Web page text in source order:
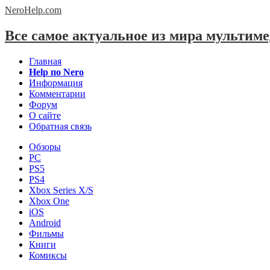
NeroHelp.com
Все самое актуальное из мира
Главная
Help по Nero
Информация
Комментарии
Форум
О сайте
Обратная связь
Обзоры
PC
PS5
PS4
Xbox Series X/S
Xbox One
iOS
Android
Фильмы
Книги
Комиксы